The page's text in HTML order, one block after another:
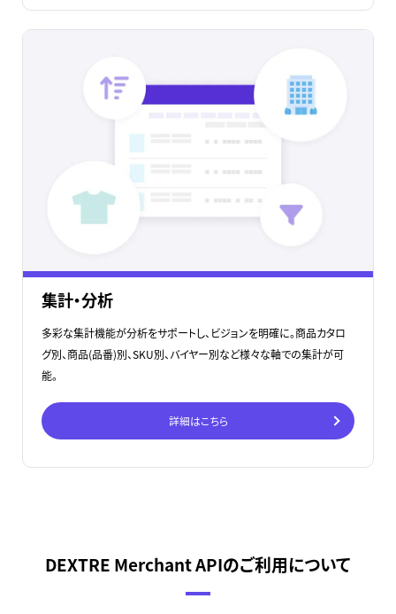
集計・分析
多彩な集計機能が分析をサポートし、ビジョンを明確に。商品カタロ
グ別、商品(品番)別、SKU別、バイヤー別など様々な軸での集計が可
能。
詳細はこちら
DEXTRE Merchant APIのご利用について